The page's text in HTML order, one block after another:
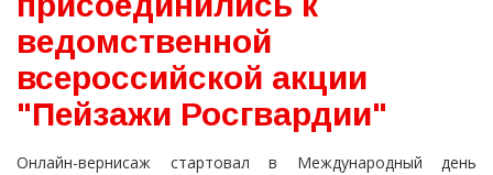
ведомственной
всероссийской акции
"Пейзажи Росгвардии"
Онлайн-вернисаж стартовал в Международный день